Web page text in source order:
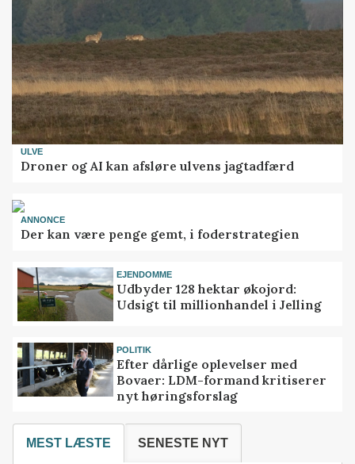
ULVE
Droner og AI kan afsløre ulvens jagtadfærd
ANNONCE
Der kan være penge gemt, i foderstrategien
EJENDOMME
Udbyder 128 hektar økojord:
Udsigt til millionhandel i Jelling
POLITIK
Efter dårlige oplevelser med
Bovaer: LDM-formand kritiserer
nyt høringsforslag
MEST LÆSTE SENESTE NYT